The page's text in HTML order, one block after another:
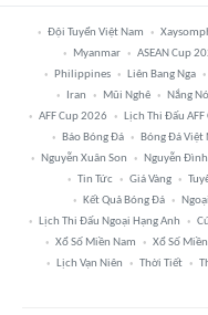
Đội Tuyển Việt Nam
Myanmar
ASEAN Cup
Philippines
Liên Bang Nga
Iran
Mũi Nghê Nắng
AFF Cup 2026
Lịch Thi Đấu
Báo Bóng Đá
Bóng Đá Việt
Nguyễn Xuân Son
Nguyễn Đình
Tin Tức
Giá Vàng
Kết Quả Bóng Đá
Lịch Thi Đấu Ngoại Hạng Anh
Xổ Số Miền Nam
Xổ Số
Lịch Vạn Niên
Thời Tiết